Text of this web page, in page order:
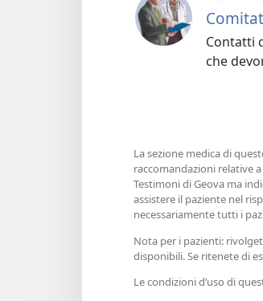
Contatti
che
La sezione medica di
raccomandazioni relative
Testimoni di Geova ma
assistere il paziente nel
necessariamente tutti i
Nota per i pazienti:
disponibili. Se ritenete di
Le condizioni d’uso di